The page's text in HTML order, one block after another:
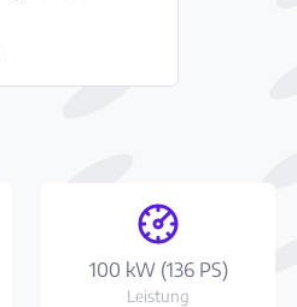
100 kW (136 PS)
Leistung